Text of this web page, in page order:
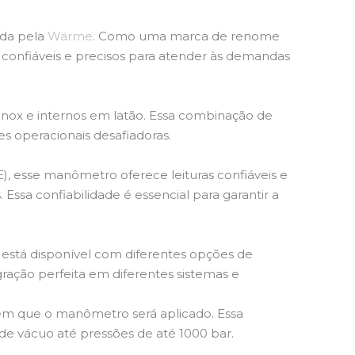
pela Wärme. Como uma marca de renome
e precisos para atender às demandas
e internos em latão. Essa combinação de
operacionais desafiadoras.
esse manômetro oferece leituras confiáveis e
confiabilidade é essencial para garantir a
disponível com diferentes opções de
perfeita em diferentes sistemas e
que o manômetro será aplicado. Essa
vácuo até pressões de até 1000 bar.